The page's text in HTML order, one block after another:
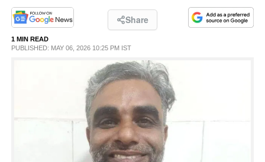
LIFESTYLE
Share
1 MIN READ
PUBLISHED: MAY 06, 2026 10:25 PM IST